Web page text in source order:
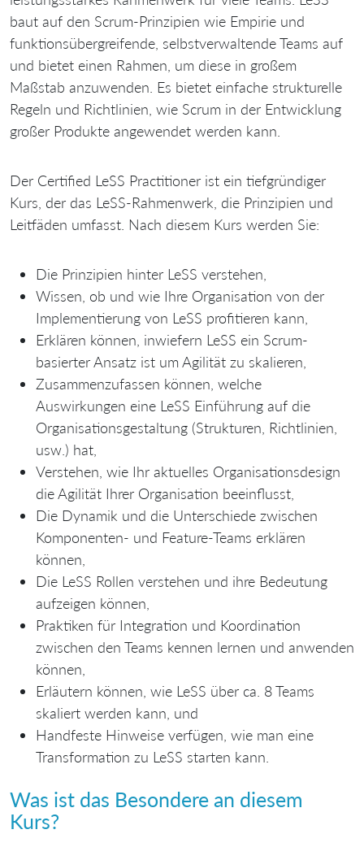
baut auf den Scrum-Prinzipien wie Empirie und
funktionsübergreifende, selbstverwaltende Teams auf
und bietet einen Rahmen, um diese in großem
Maßstab anzuwenden. Es bietet einfache strukturelle
Regeln und Richtlinien, wie Scrum in der Entwicklung
großer Produkte angewendet werden kann.
Der Certified LeSS Practitioner ist ein tiefgründiger
Kurs, der das LeSS-Rahmenwerk, die Prinzipien und
Leitfäden umfasst. Nach diesem Kurs werden Sie:
Die Prinzipien hinter LeSS verstehen,
Wissen, ob und wie Ihre Organisation von der
Implementierung von LeSS profitieren kann,
Erklären können, inwiefern LeSS ein Scrum-
basierter Ansatz ist um Agilität zu skalieren,
Zusammenzufassen können, welche
Auswirkungen eine LeSS Einführung auf die
Organisationsgestaltung (Strukturen, Richtlinien,
usw.) hat,
Verstehen, wie Ihr aktuelles Organisationsdesign
die Agilität Ihrer Organisation beeinflusst,
Die Dynamik und die Unterschiede zwischen
Komponenten- und Feature-Teams erklären
können,
Die LeSS Rollen verstehen und ihre Bedeutung
aufzeigen können,
Praktiken für Integration und Koordination
zwischen den Teams kennen lernen und anwenden
können,
Erläutern können, wie LeSS über ca. 8 Teams
skaliert werden kann, und
Handfeste Hinweise verfügen, wie man eine
Transformation zu LeSS starten kann.
Was ist das Besondere an diesem
Kurs?